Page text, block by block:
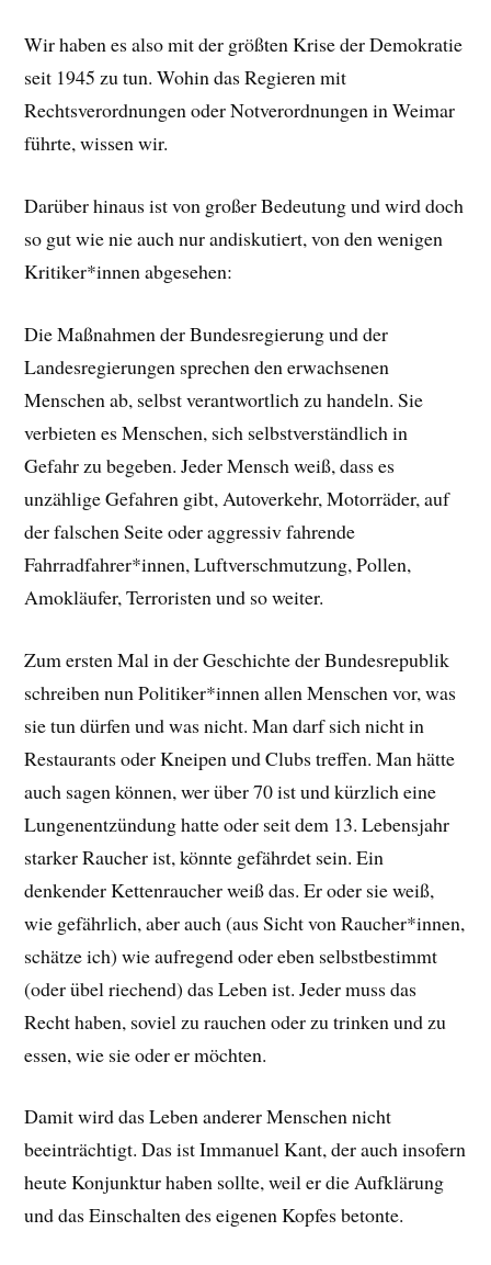
Wir haben es also mit der größten Krise der Demokratie
seit 1945 zu tun. Wohin das Regieren mit
Rechtsverordnungen oder Notverordnungen in Weimar
führte, wissen wir.
Darüber hinaus ist von großer Bedeutung und wird doch
so gut wie nie auch nur andiskutiert, von den wenigen
Kritiker*innen abgesehen:
Die Maßnahmen der Bundesregierung und der
Landesregierungen sprechen den erwachsenen
Menschen ab, selbst verantwortlich zu handeln. Sie
verbieten es Menschen, sich selbstverständlich in
Gefahr zu begeben. Jeder Mensch weiß, dass es
unzählige Gefahren gibt, Autoverkehr, Motorräder, auf
der falschen Seite oder aggressiv fahrende
Fahrradfahrer*innen, Luftverschmutzung, Pollen,
Amokläufer, Terroristen und so weiter.
Zum ersten Mal in der Geschichte der Bundesrepublik
schreiben nun Politiker*innen allen Menschen vor, was
sie tun dürfen und was nicht. Man darf sich nicht in
Restaurants oder Kneipen und Clubs treffen. Man hätte
auch sagen können, wer über 70 ist und kürzlich eine
Lungenentzündung hatte oder seit dem 13. Lebensjahr
starker Raucher ist, könnte gefährdet sein. Ein
denkender Kettenraucher weiß das. Er oder sie weiß,
wie gefährlich, aber auch (aus Sicht von Raucher*innen,
schätze ich) wie aufregend oder eben selbstbestimmt
(oder übel riechend) das Leben ist. Jeder muss das
Recht haben, soviel zu rauchen oder zu trinken und zu
essen, wie sie oder er möchten.
Damit wird das Leben anderer Menschen nicht
beeinträchtigt. Das ist Immanuel Kant, der auch insofern
heute Konjunktur haben sollte, weil er die Aufklärung
und das Einschalten des eigenen Kopfes betonte.